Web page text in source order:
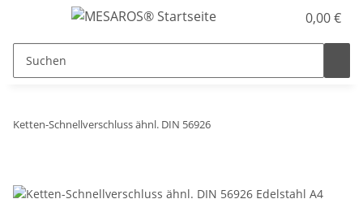
0,00 €
Ketten-Schnellverschluss ähnl. DIN 56926